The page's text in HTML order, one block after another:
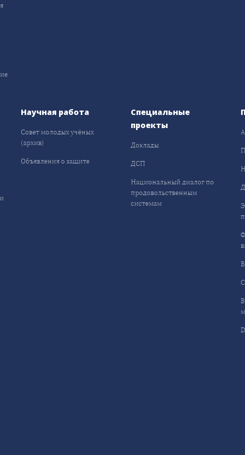
Научная работа
Совет молодых учёных
(архив)
Объявления о защите
Специальные
проекты
Доклады
ДСП
Национальный диалог по
продовольственным
системам